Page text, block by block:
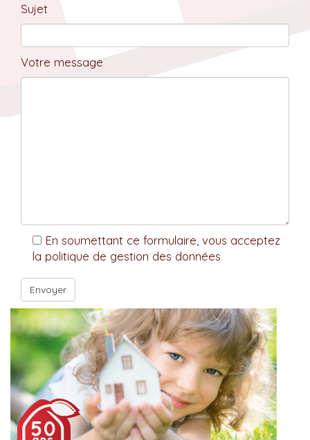
Sujet
Votre message
En soumettant ce formulaire, vous acceptez
la politique de gestion des données